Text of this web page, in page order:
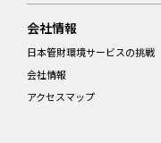
会社情報
日本管財環境サービスの挑戦
会社情報
アクセスマップ